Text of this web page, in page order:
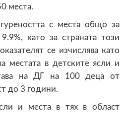
места.
с места общо за
като за страната този
се изчислява като
местата в детските ясли и
на ДГ на 100 деца от
до 3 години.
и места в тях в област